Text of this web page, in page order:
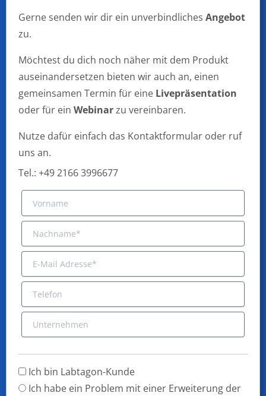
Gerne senden wir dir ein unverbindliches Angebot
zu.
Möchtest du dich noch näher mit dem Produkt
auseinandersetzen bieten wir auch an, einen
gemeinsamen Termin für eine Livepräsentation
oder für ein Webinarzu vereinbaren.
Nutze dafür einfach das Kontaktformular oder ruf
uns an.
Tel.: +49 2166 3996677
Ich bin Labtagon-Kunde
Ich habe ein Problem mit einer Erweiterung der